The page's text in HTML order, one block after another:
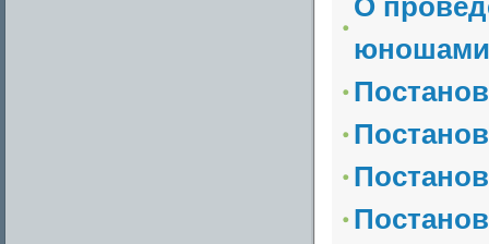
О
юношами